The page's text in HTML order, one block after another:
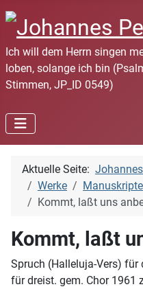
Ich will dem Herrn singen
loben, solange ich bin
Stimmen, JP_ID 0549)
Aktuelle Seite:
Werke
Kommt, laßt uns
Kommt, laßt
Spruch (Halleluja-Vers)
für dreist. gem. Chor 1961